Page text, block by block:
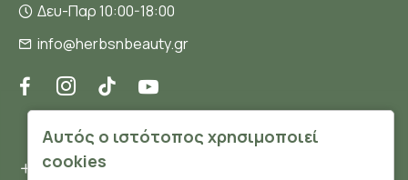
Δευ-Παρ 10:00-18:00
info@herbsnbeauty.gr
ΠΛΗΡΟΦΟΡΊΕΣ
Όροι και συνθήκες
Αυτός ο ιστότοπος χρησιμοποιεί
cookies